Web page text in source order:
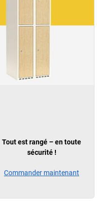
Tout est rangé – en toute
sécurité !
Commander maintenant